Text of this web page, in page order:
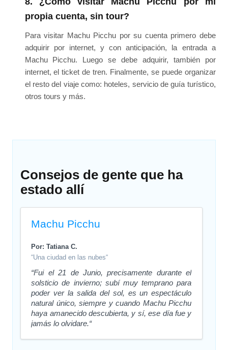
propia cuenta, sin tour?
Para visitar Machu Picchu por su cuenta primero debe
adquirir por internet, y con anticipación, la entrada a
Machu Picchu. Luego se debe adquirir, también por
internet, el ticket de tren. Finalmente, se puede organizar
el resto del viaje como: hoteles, servicio de guía turístico,
otros tours y más.
Consejos de gente que ha
estado allí
Machu Picchu
Por: Tatiana C.
“Una ciudad en las nubes“
“Fui el 21 de Junio, precisamente durante el
solsticio de invierno; subí muy temprano para
poder ver la salida del sol, es un espectáculo
natural único, siempre y cuando Machu Picchu
haya amanecido descubierta, y sí, ese día fue y
jamás lo olvidare.“